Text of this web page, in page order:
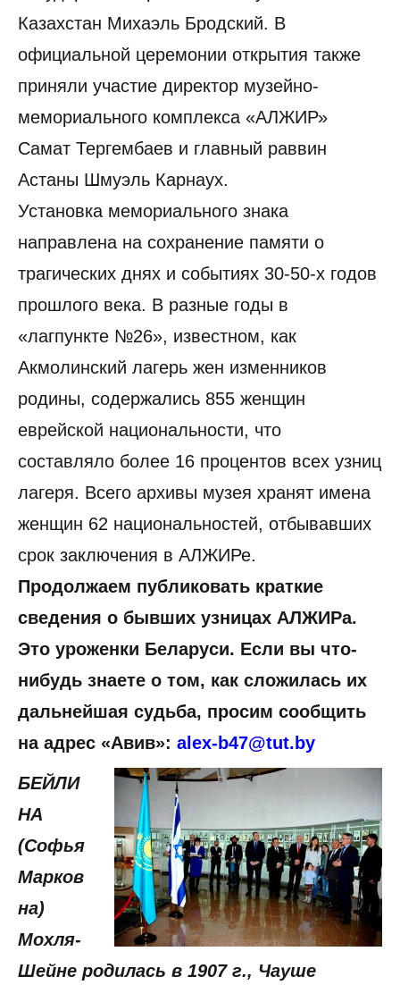
Казахстан Михаэль Бродский. В
официальной церемонии открытия также
приняли участие директор музейно-
мемориального комплекса «АЛЖИР»
Самат Тергембаев и главный раввин
Астаны Шмуэль Карнаух.
Установка мемориального знака
направлена на сохранение памяти о
трагических днях и событиях 30-50-х годов
прошлого века. В разные годы в
«лагпункте №26», известном, как
Акмолинский лагерь жен изменников
родины, содержались 855 женщин
еврейской национальности, что
составляло более 16 процентов всех узниц
лагеря. Всего архивы музея хранят имена
женщин 62 национальностей, отбывавших
срок заключения в АЛЖИРе.
Продолжаем публиковать краткие
сведения о бывших узницах АЛЖИРа.
Это уроженки Беларуси. Если вы что-
нибудь знаете о том, как сложилась их
дальнейшая судьба, просим сообщить
на адрес «Авив»: alex-b47@tut.by
БЕЙЛИ
НА
(Софья
Марков
на)
Мохля-
Шейне родилась в 1907 г., Чауше